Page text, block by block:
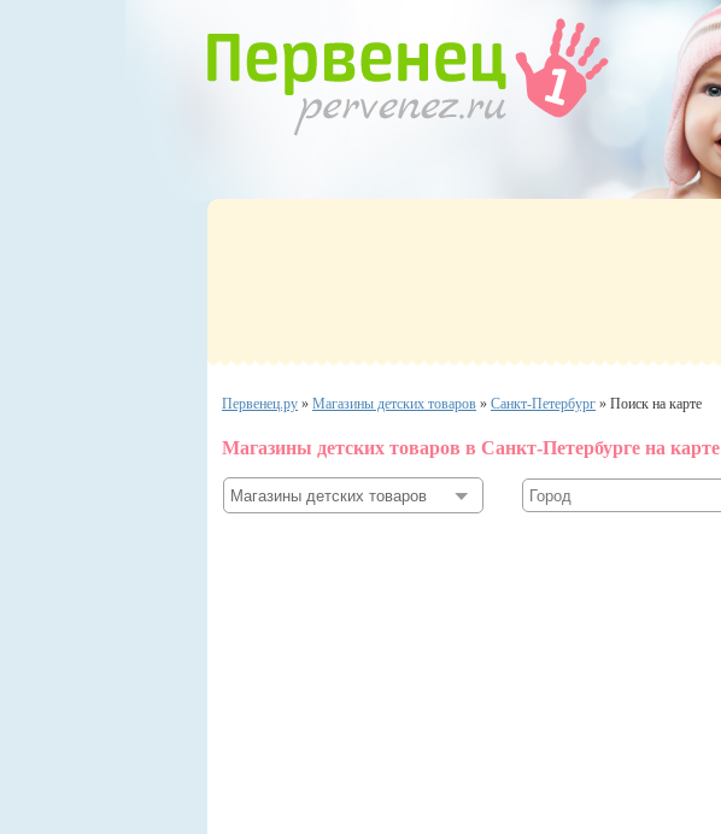
Первенец.ру » Магазины детских товаров » Санкт-Петербург » Поиск на карте
Магазины детских товаров в Санкт-Петербурге на карте